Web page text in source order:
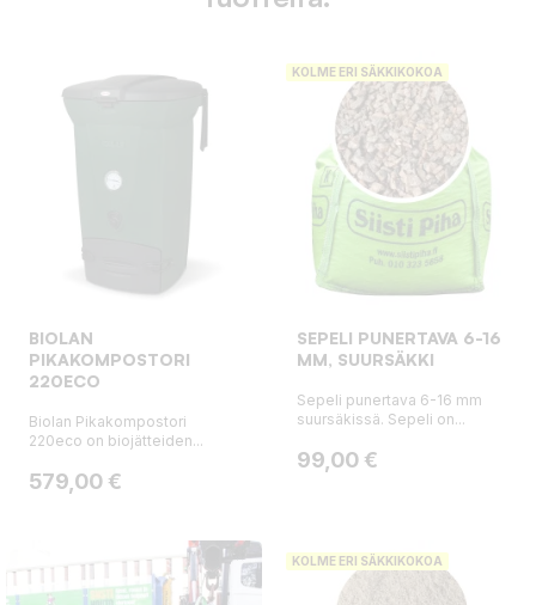
BIOLAN
PIKAKOMPOSTORI
220ECO
Biolan Pikakompostori
220eco on biojätteiden...
Hinta
579,00 €
KOLME ERI SÄKKIKOKOA
SEPELI PUNERTAVA 6-16
MM, SUURSÄKKI
Sepeli punertava 6-16 mm
suursäkissä. Sepeli on...
Hinta
99,00 €
KOLME ERI SÄKKIKOKOA